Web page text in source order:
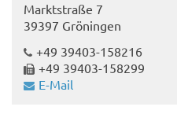
Marktstraße 7
39397 Gröningen
+49 39403-158216
+49 39403-158299
E-Mail